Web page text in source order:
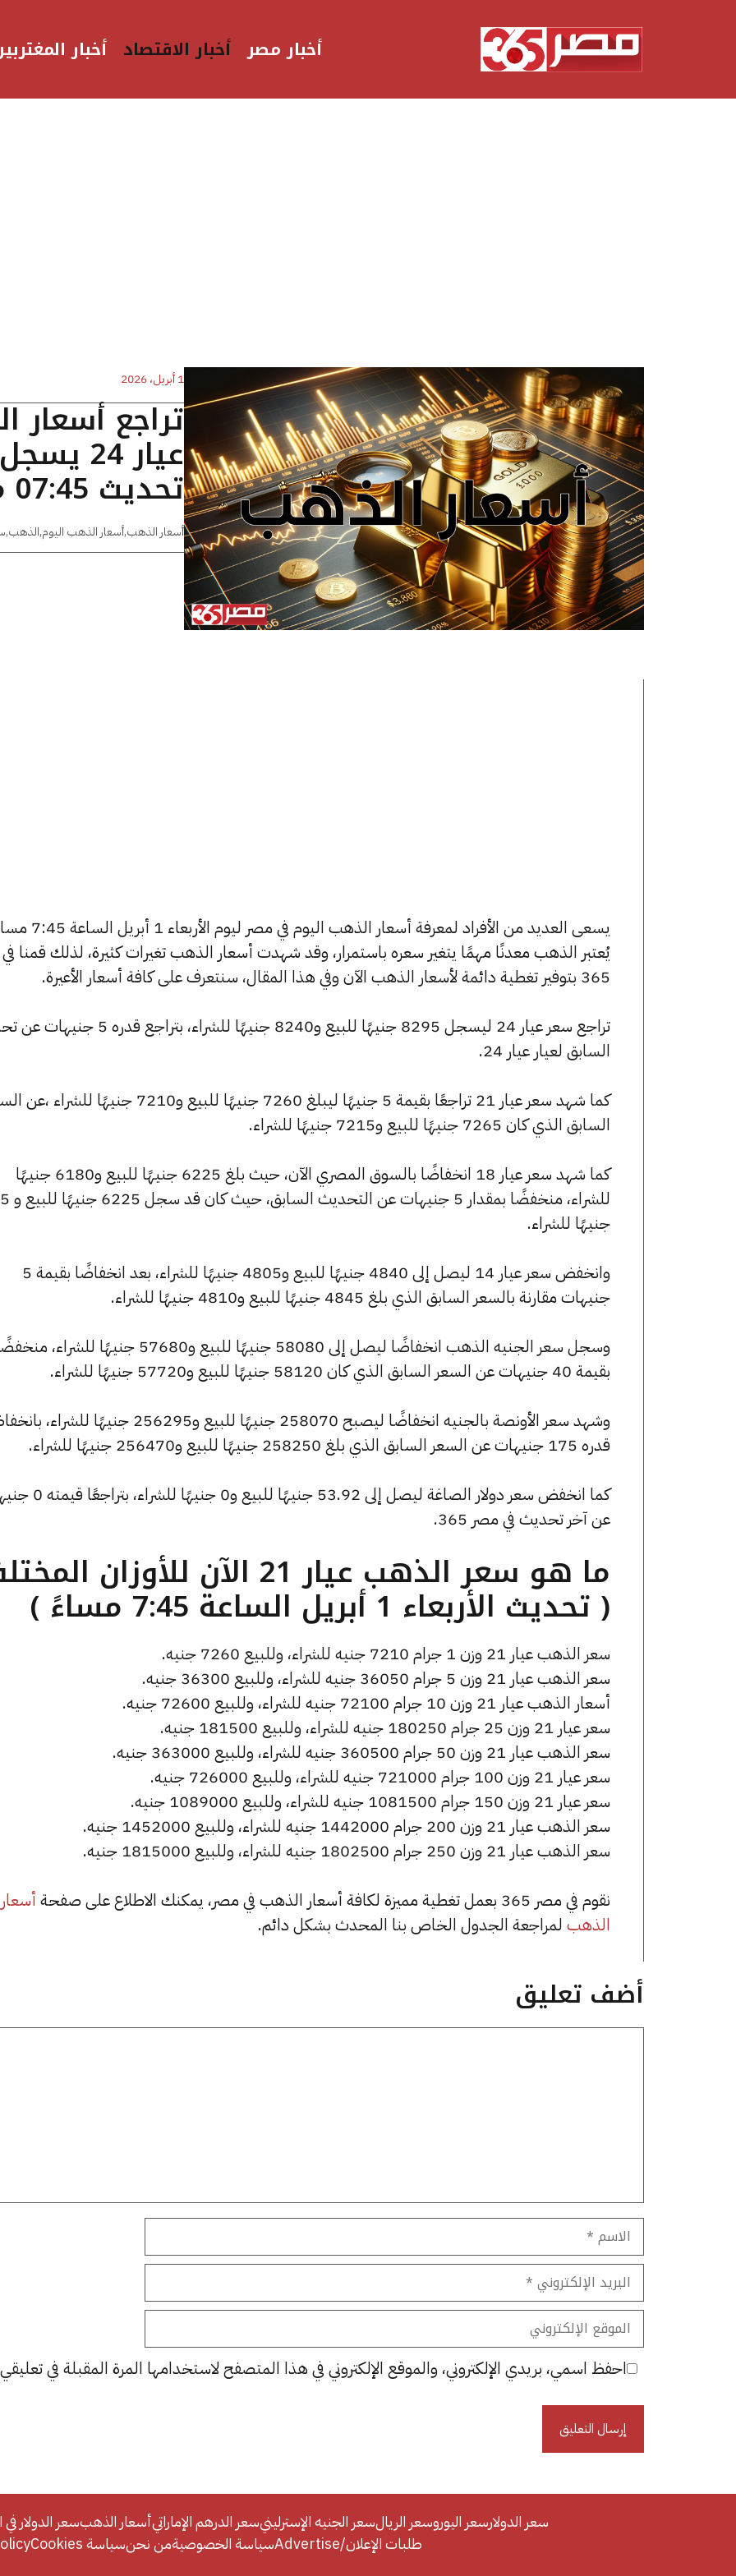
أخبار مصر أخبار الاقتصاد أخبار
1 أبريل، 2026
تراجع
تحديث 07:45 مساءًا
أسعار الذهب,أسعار الذهب اليوم,الذهب,
يسعى العديد من الأفراد لمعرفة أسعار الذهب اليوم في مصر
يُعتبر الذهب معدنًا مهمًا يتغير سعره باستمرار، وقد شهدت أسعار الذهب تغيرات كثيرة، لذلك قمنا
365 بتوفير تغطية دائمة لأسعار الذهب الآن وفي هذا المقال، سنتعرف على كافة أسعار الأعيرة.
تراجع سعر عيار 24 ليسجل 8295 جنيهًا للبيع و8240 جنيهًا للشراء،
السابق لعيار عيار 24.
كما شهد سعر عيار 21 تراجعًا بقيمة 5 جنيهًا ليبلغ 7260 جنيهًا للبيع و7210 جنيهًا
السابق الذي كان 7265 جنيهًا للبيع و7215 جنيهًا للشراء.
كما شهد سعر عيار 18 انخفاضًا بالسوق المصري الآن، حيث بلغ 6225 جنيهًا للبيع و6180 جنيهًا
للشراء،
جنيهًا للشراء.
وانخفض سعر عيار 14 ليصل إلى 4840 جنيهًا للبيع و4805 جنيهًا للشراء، بعد انخفاضًا بقيمة 5
جنيهات مقارنة بالسعر السابق الذي بلغ 4845 جنيهًا للبيع و4810 جنيهًا للشراء.
وسجل سعر الجنيه الذهب انخفاضًا ليصل إلى 58080 جنيهًا للبيع و57680 جنيهًا للشراء،
بقيمة 40 جنيهات عن السعر السابق الذي كان 58120 جنيهًا للبيع و57720 جنيهًا للشراء.
وشهد سعر الأونصة بالجنيه انخفاضًا ليصبح 258070 جنيهًا للبيع و256295 جنيهًا
قدره 175 جنيهات عن السعر السابق الذي بلغ 258250 جنيهًا للبيع و256470 جنيهًا للشراء.
كما انخفض سعر دولار الصاغة ليصل إلى 53.92
عن آخر تحديث في مصر 365.
ما هو سعر الذهب عيار 21 الآن للأوزان
( تحديث الأربعاء 1 أبريل الساعة 7:45 مساءً )
سعر الذهب عيار 21 وزن 1 جرام 7210 جنيه للشراء، وللبيع 7260 جنيه.
سعر الذهب عيار 21 وزن 5 جرام 36050 جنيه للشراء، وللبيع 36300 جنيه.
أسعار الذهب عيار 21 وزن 10 جرام 72100 جنيه للشراء، وللبيع 72600 جنيه.
سعر عيار 21 وزن 25 جرام 180250 جنيه للشراء، وللبيع 181500 جنيه.
سعر الذهب عيار 21 وزن 50 جرام 360500 جنيه للشراء، وللبيع 363000 جنيه.
سعر عيار 21 وزن 100 جرام 721000 جنيه للشراء، وللبيع 726000 جنيه.
سعر عيار 21 وزن 150 جرام 1081500 جنيه للشراء، وللبيع 1089000 جنيه.
سعر الذهب عيار 21 وزن 200 جرام 1442000 جنيه للشراء، وللبيع 1452000 جنيه.
سعر الذهب عيار 21 وزن 250 جرام 1802500 جنيه للشراء، وللبيع 1815000 جنيه.
نقوم في مصر 365 بعمل تغطية مميزة لكافة أسعار الذهب في مصر، يمكنك الاطلاع على صفحة
أسعار
الذهب لمراجعة الجدول الخاص بنا المحدث بشكل دائم.
أضف تعليق
الاسم
البريد
الإلكتروني
الموقع
الإلكتروني
احفظ اسمي، بريدي الإلكتروني، والموقع الإلكتروني في هذا المتصفح لاستخدامها المرة المقبلة في
سعر الدولارسعر اليوروسعر الريالسعر الجنيه الإسترلينيسعر الدرهم الإماراتيأسعار الذهبسعر الدولار في
طلبات الإعلان/Advertise
سياسة الخصوصيةمن نحنسياسة Cookies